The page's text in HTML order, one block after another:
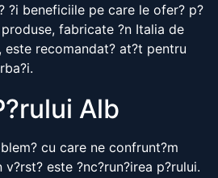
?i beneficiile pe care le ofer? p?
fabricate ?n Italia de
este recomandat? at?t pentru
Alb
cu care ne confrunt?m
este ?nc?run?irea p?rului.